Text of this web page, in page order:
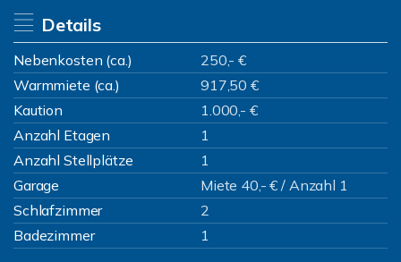
Details
Nebenkosten (ca.)
250,- €
Warmmiete (ca.)
917,50 €
Kaution
1.000,- €
Anzahl Etagen
1
Anzahl Stellplätze
1
Garage
Miete 40,- € / Anzahl 1
Schlafzimmer
2
Badezimmer
1